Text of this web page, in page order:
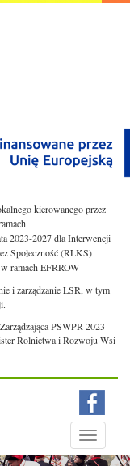
kierowanego przez
2023-2027 dla Interwencji
Społeczność (RLKS)
ramach EFRROW
i zarządzanie LSR, w tym
PSWPR 2023-
Rolnictwa i Rozwoju Wsi
Toggle